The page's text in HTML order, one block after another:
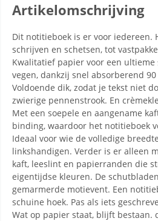
Artikelomschrijving
Dit notitieboek is er voor iedereen.
schrijven en schetsen, tot
Kwalitatief papier voor een
vegen, dankzij snel absorberend
Voldoende dik, zodat je tekst niet
zwierige pennenstrook. En
Met een soepele en aangename
binding, waardoor het notitieboek
Ideaal voor wie de volledige
linkshandigen. Verder is er alleen
kaft, leeslint en papierranden die
eigentijdse kleuren. De
gemarmerde motievent. Een
schuine hoek. Pas als iets
Wat op papier staat, blijft bestaan.